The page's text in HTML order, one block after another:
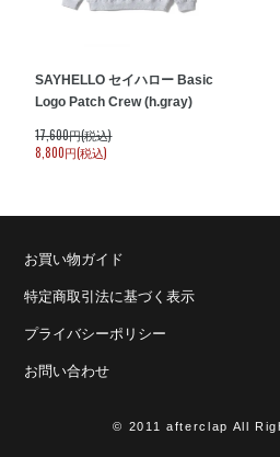
SAYHELLO セイハロー Basic
Logo Patch Crew (h.gray)
17,600円(税込)
8,800円(税込)
お買い物ガイド
特定商取引法に基づく表示
プライバシーポリシー
お問い合わせ
© 2011 afterclap All